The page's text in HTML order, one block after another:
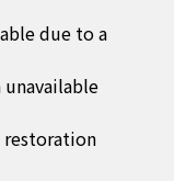
due to a
restoration